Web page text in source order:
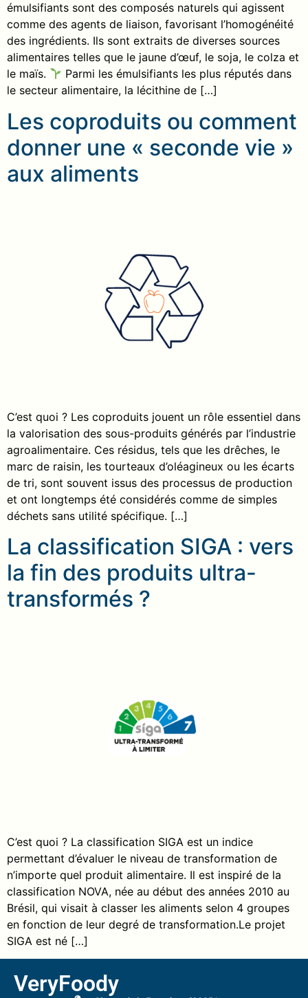
émulsifiants sont des composés naturels qui agissent
comme des agents de liaison, favorisant l’homogénéité
des ingrédients. Ils sont extraits de diverses sources
alimentaires telles que le jaune d’œuf, le soja, le colza et
le maïs.
Parmi les émulsifiants les plus réputés dans
le secteur alimentaire, la lécithine de […]
Les coproduits ou comment
donner une « seconde vie »
aux aliments
C’est quoi ? Les coproduits jouent un rôle essentiel dans
la valorisation des sous-produits générés par l’industrie
agroalimentaire. Ces résidus, tels que les drêches, le
marc de raisin, les tourteaux d’oléagineux ou les écarts
de tri, sont souvent issus des processus de production
et ont longtemps été considérés comme de simples
déchets sans utilité spécifique. […]
La classification SIGA : vers
la fin des produits ultra-
transformés ?
C’est quoi ? La classification SIGA est un indice
permettant d’évaluer le niveau de transformation de
n’importe quel produit alimentaire. Il est inspiré de la
classification NOVA, née au début des années 2010 au
Brésil, qui visait à classer les aliments selon 4 groupes
en fonction de leur degré de transformation.Le projet
SIGA est né […]
VeryFoody